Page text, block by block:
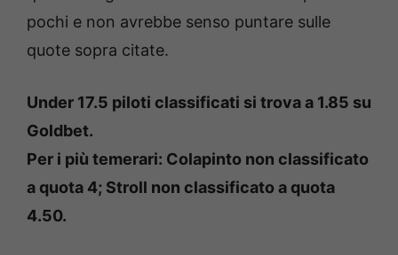
pochi e non avrebbe senso puntare sulle
quote sopra citate.
Under 17.5 piloti classificati si trova a 1.85 su
Goldbet.
Per i più temerari: Colapinto non classificato
a quota 4; Stroll non classificato a quota
4.50.